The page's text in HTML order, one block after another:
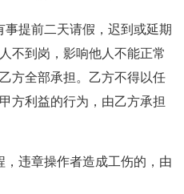
事提前二天请假，迟到或延期
不到岗，影响他人不能正常
方全部承担。乙方不得以任
方利益的行为，由乙方承担
，违章操作者造成工伤的，由